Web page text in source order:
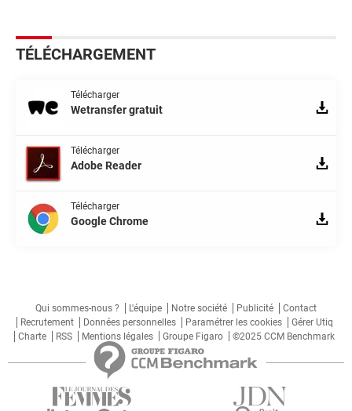
TÉLÉCHARGEMENT
Télécharger
Wetransfer gratuit
Télécharger
Adobe Reader
Télécharger
Google Chrome
Qui sommes-nous ? L'équipe Notre société Publicité
Contact
Recrutement
Données personnelles Paramétrer les cookies
Gérer Utiq
Charte
RSS Mentions légales Groupe Figaro ©2025 CCM Benchmark